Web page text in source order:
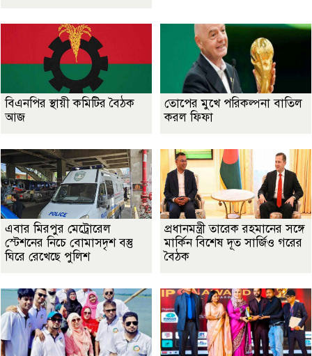
বিএনপির স্থায়ী কমিটির বৈঠক
আজ
তোপের মুখে পরিকল্পনা বাতিল
করল ফিফা
এবার মিরপুর মেট্রোরেল
স্টেশনের নিচে বোমাসদৃশ বস্তু
ঘিরে রেখেছে পুলিশ
প্রধানমন্ত্রী তারেক রহমানের সঙ্গে
মার্কিন বিশেষ দূত সার্জিও গরের
বৈঠক